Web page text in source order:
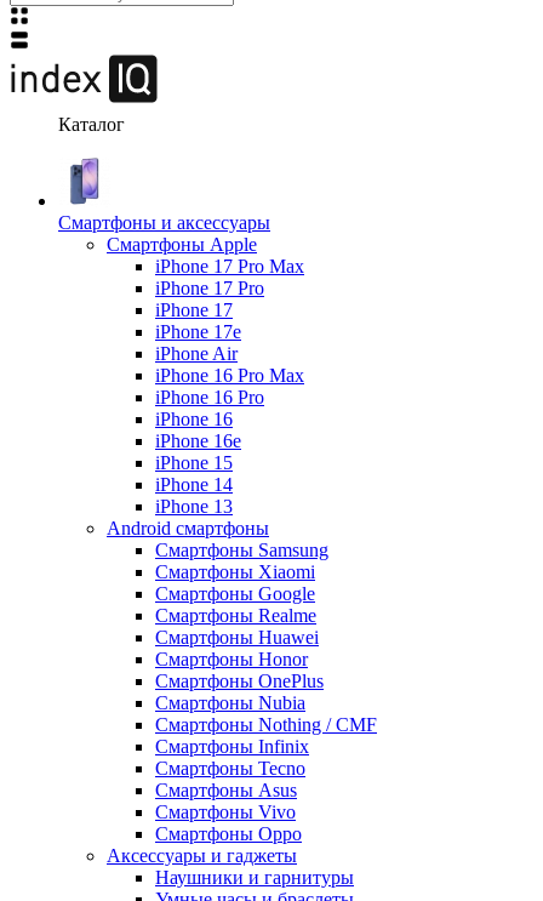
Каталог
Смартфоны и аксессуары
Смартфоны Apple
iPhone 17 Pro Max
iPhone 17 Pro
iPhone 17
iPhone 17e
iPhone Air
iPhone 16 Pro Max
iPhone 16 Pro
iPhone 16
iPhone 16e
iPhone 15
iPhone 14
iPhone 13
Android cмартфоны
Смартфоны Samsung
Смартфоны Xiaomi
Смартфоны Google
Смартфоны Realme
Смартфоны Huawei
Смартфоны Honor
Смартфоны OnePlus
Смартфоны Nubia
Смартфоны Nothing / CMF
Смартфоны Infinix
Смартфоны Tecno
Смартфоны Asus
Смартфоны Vivo
Смартфоны Oppo
Аксессуары и гаджеты
Наушники и гарнитуры